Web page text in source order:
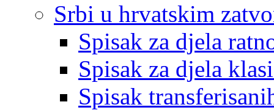
Srbi u hrvatskim
Spisak za djela
Spisak za djela
Spisak